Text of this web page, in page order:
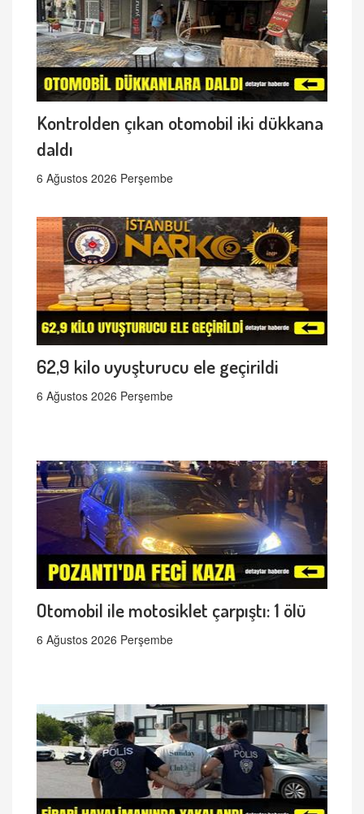
Kontrolden çıkan otomobil iki dükkana
daldı
6 Ağustos 2026 Perşembe
62,9 kilo uyuşturucu ele geçirildi
6 Ağustos 2026 Perşembe
Otomobil ile motosiklet çarpıştı: 1 ölü
6 Ağustos 2026 Perşembe